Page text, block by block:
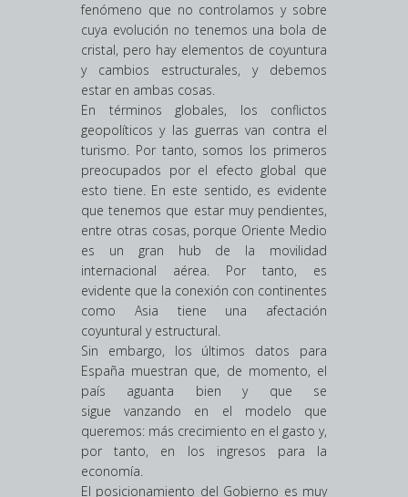
fenómeno que no controlamos y sobre
cuya evolución no tenemos una bola de
cristal, pero hay elementos de coyuntura
y cambios estructurales, y debemos
estar en ambas cosas.
En términos globales, los conflictos
geopolíticos y las guerras van contra el
turismo. Por tanto, somos los primeros
preocupados por el efecto global que
esto tiene. En este sentido, es evidente
que tenemos que estar muy pendientes,
entre otras cosas, porque Oriente Medio
es un gran hub de la movilidad
internacional aérea. Por tanto, es
evidente que la conexión con continentes
como Asia tiene una afectación
coyuntural y estructural.
Sin embargo, los últimos datos para
España muestran que, de momento, el
país aguanta bien y que se
sigue vanzando en el modelo que
queremos: más crecimiento en el gasto y,
por tanto, en los ingresos para la
economía.
El posicionamiento del Gobierno es muy